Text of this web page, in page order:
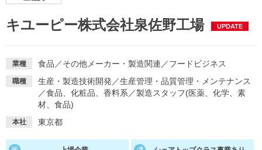
採用情報を探す
説明会を探す
インターンを探す
イベントを探す
就活ノウハウ・サポート
キユーピー株式会社泉佐野工場 UPDATE
業種 食品 ／その他メーカー・製造関連 ／フードビジネス
職種 生産・製造技術開発 ／生産管理・品質管理・メンテナンス
／食品、化粧品、香料系 ／製造スタッフ(医薬、化学、素
材、食品)
本社 東京都